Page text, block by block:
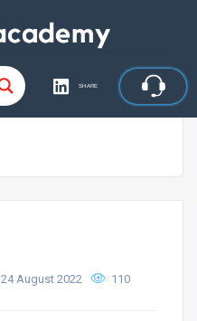
SHARE
24 August 2022 110